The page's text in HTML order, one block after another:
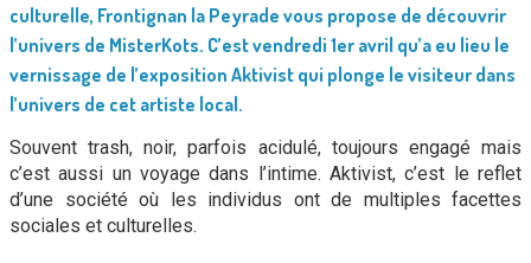
culturelle, Frontignan la Peyrade vous propose de découvrir
l’univers de MisterKots. C’est vendredi 1er avril qu’a eu lieu le
vernissage de l’exposition Aktivist qui plonge le visiteur dans
l’univers de cet artiste local.
Souvent trash, noir, parfois acidulé, toujours engagé mais
c’est aussi un voyage dans l’intime. Aktivist, c’est le reflet
d’une société où les individus ont de multiples facettes
sociales et culturelles.